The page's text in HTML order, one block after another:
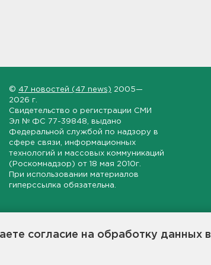
согласие на обработку данных в
© 47 новостей (47 news) 2005—
2026 г.
Свидетельство о регистрации СМИ
Эл № ФС 77-39848 , выдано
Федеральной службой по надзору в
сфере связи, информационных
технологий и массовых коммуникаций
(Роскомнадзор) от 18 мая 2010г.
При использовании материалов
гиперссылка обязательна.
активности в регионе.
площадкой для свободного